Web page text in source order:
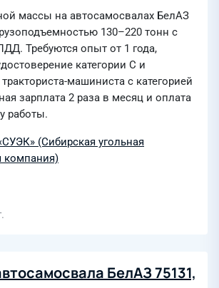
массы на автосамосвалах БелАЗ
130–220 тонн с
Требуются опыт от 1 года,
категории C и
машиниста с категорией
зарплата 2 раза в месяц и оплата
работы.
(Сибирская угольная
компания)
БелАЗ 75131,